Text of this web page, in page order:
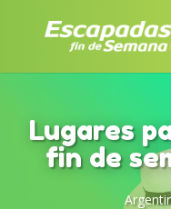
Lugares
fin de